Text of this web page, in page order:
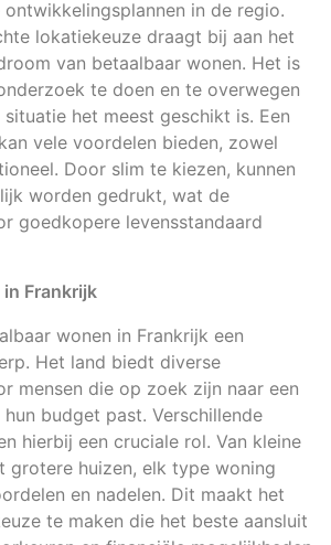
in de regio.
lokatiekeuze draagt bij aan het
van betaalbaar wonen. Het is
te doen en te overwegen
het meest geschikt is. Een
vele voordelen bieden, zowel
Door slim te kiezen, kunnen
worden gedrukt, wat de
goedkopere levensstandaard
Frankrijk
wonen in Frankrijk een
Het land biedt diverse
mensen die op zoek zijn naar een
budget past. Verschillende
hierbij een cruciale rol. Van kleine
grotere huizen, elk type woning
en nadelen. Dit maakt het
te maken die het beste aansluit